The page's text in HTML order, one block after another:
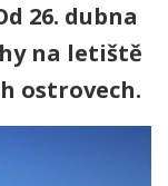
26. dubna
na letiště
ostrovech.